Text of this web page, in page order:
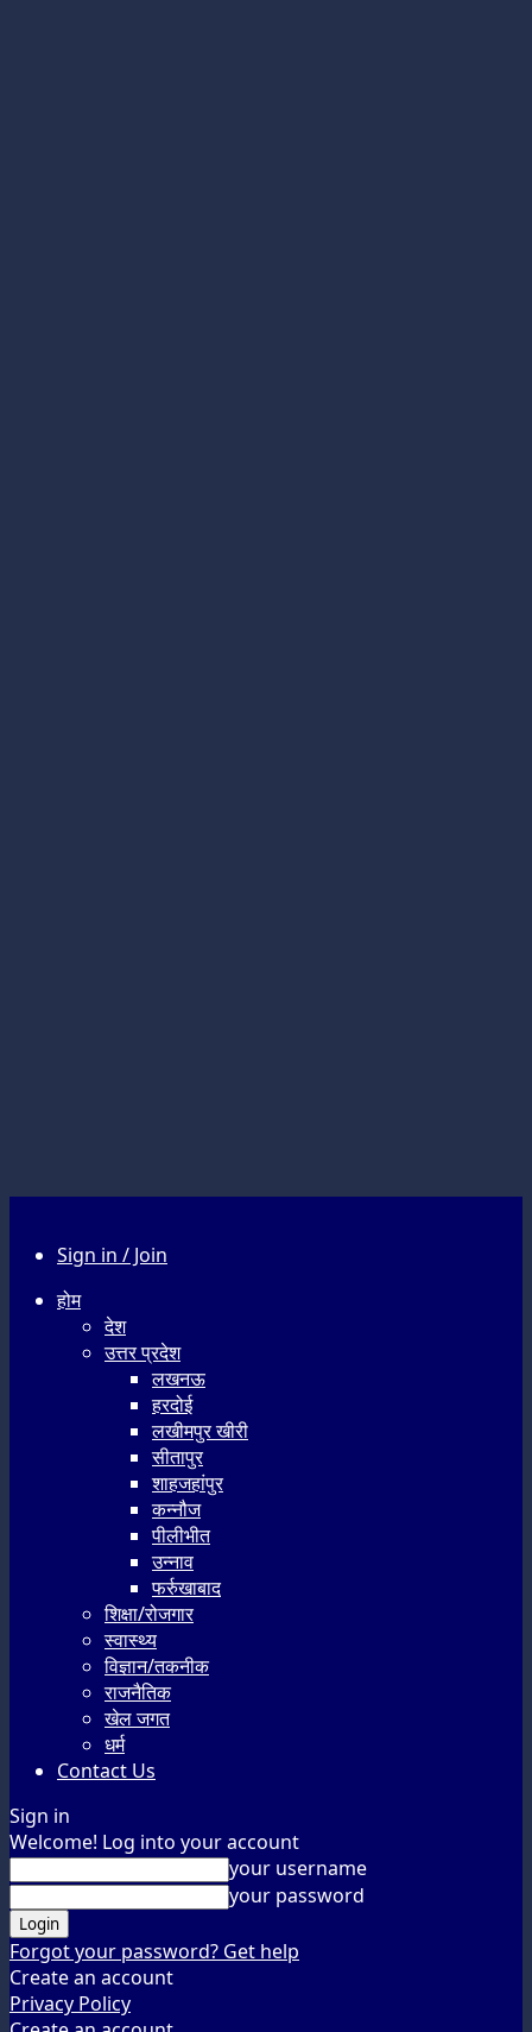
Sign in / Join
होम
देश
उत्तर प्रदेश
लखनऊ
हरदोई
लखीमपुर खीरी
सीतापुर
शाहजहांपुर
कन्नौज
पीलीभीत
उन्नाव
फर्रुखाबाद
शिक्षा/रोजगार
स्वास्थ्य
विज्ञान/तकनीक
राजनैतिक
खेल जगत
धर्म
Contact Us
Sign in
Welcome! Log into your account
your username
your password
Forgot your password? Get help
Create an account
Privacy Policy